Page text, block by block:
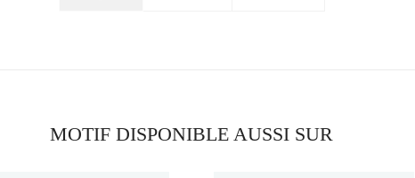
MOTIF DISPONIBLE AUSSI SUR